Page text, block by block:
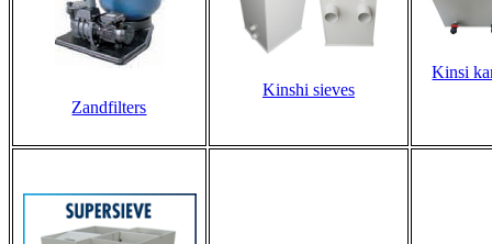
Zandfilters
Kinshi sieves
Kinsi